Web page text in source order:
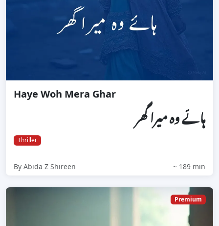
Haye Woh Mera Ghar
ہائے وہ میرا گھر
Thriller
By Abida Z Shireen ~ 189 min
Premium